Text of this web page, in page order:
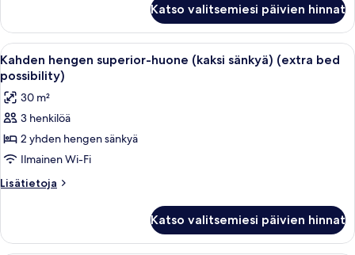
bed
possibility)
kuvat
standard-
huone
(kaksi
sänkyä)
(extra
bed
possibility)
Katso valitsemiesi päivien hinnat
Avaa
kaikki
huonetyypin
Kahden
hengen
superior-
huone
(kaksi
bed
possibility)
Moderni hotellihuone, jossa on
5
Kahden hengen superior-huone (kaksi sänkyä) (extra bed
possibility)
30 m²
3 henkilöä
2 yhden hengen sänkyä
Ilmainen Wi-Fi
Lisätietoja
Lisätietoja
superior-
Katso valitsemiesi päivien hinnat